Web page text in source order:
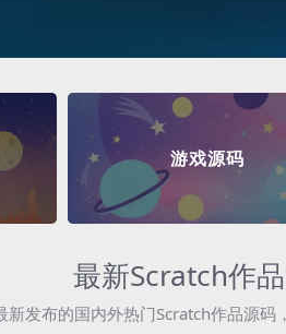
游戏源码
最新Scratch作
新发布的国内外热门Scratch作品源码